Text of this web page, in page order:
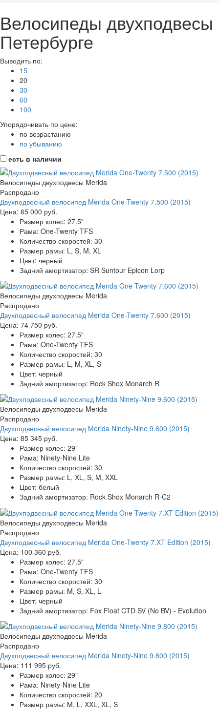
Велосипеды
Петербурге
Выводить по:
15
20
30
60
100
Упорядочивать по цене:
по возрастанию
по убыванию
есть в наличии
Велосипеды двухподвесы Merida
Распродано
Двухподвесный велосипед Merida One-Twenty 7.500 (2015)
Цена: 65 000 руб.
Размер колес: 27.5"
Рама: One-Twenty TFS
Количество скоростей: 30
Размер рамы: L, S, M, XL
Цвет: черный
Задний амортизатор: SR Suntour Epicon Lorp
Велосипеды двухподвесы Merida
Распродано
Двухподвесный велосипед Merida One-Twenty 7.600 (2015)
Цена: 74 750 руб.
Размер колес: 27.5"
Рама: One-Twenty TFS
Количество скоростей: 30
Размер рамы: L, M, XL, S
Цвет: черный
Задний амортизатор: Rock Shox Monarch R
Велосипеды двухподвесы Merida
Распродано
Двухподвесный велосипед Merida Ninety-Nine 9.600 (2015)
Цена: 85 345 руб.
Размер колес: 29"
Рама: Ninety-Nine Lite
Количество скоростей: 30
Размер рамы: L, XL, S, M, XXL
Цвет: белый
Задний амортизатор: Rock Shox Monarch R-C2
Велосипеды двухподвесы Merida
Распродано
Двухподвесный велосипед Merida One-Twenty 7.XT Edition (2015)
Цена: 100 360 руб.
Размер колес: 27.5"
Рама: One-Twenty TFS
Количество скоростей: 30
Размер рамы: M, S, XL, L
Цвет: черный
Задний амортизатор: Fox Float CTD SV (No BV) - Evolution
Велосипеды двухподвесы Merida
Распродано
Двухподвесный велосипед Merida Ninety-Nine 9.800 (2015)
Цена: 111 995 руб.
Размер колес: 29"
Рама: Ninety-Nine Lite
Количество скоростей: 20
Размер рамы: M, L, XXL, XL, S